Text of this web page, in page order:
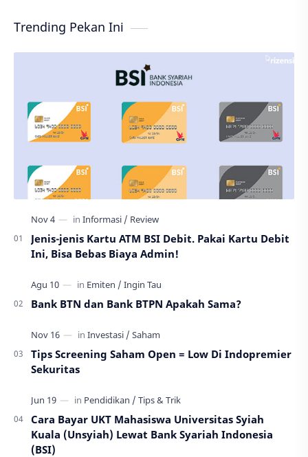
Trending Pekan Ini
Jenis-jenis Kartu ATM BSI Debit. Pakai Kartu Debit
Ini, Bisa Bebas Biaya Admin!
Bank BTN dan Bank BTPN Apakah Sama?
Tips Screening Saham Open = Low Di Indopremier
Sekuritas
Cara Bayar UKT Mahasiswa Universitas Syiah
Kuala (Unsyiah) Lewat Bank Syariah Indonesia
(BSI)